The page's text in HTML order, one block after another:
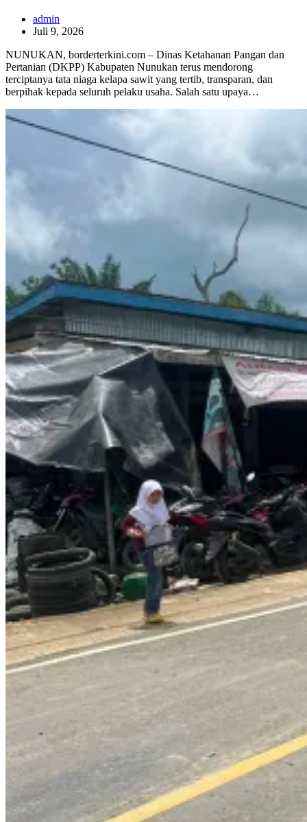
admin
Juli 9, 2026
NUNUKAN, borderterkini.com – Dinas Ketahanan Pangan dan
Pertanian (DKPP) Kabupaten Nunukan terus mendorong
terciptanya tata niaga kelapa sawit yang tertib, transparan, dan
berpihak kepada seluruh pelaku usaha. Salah satu upaya…